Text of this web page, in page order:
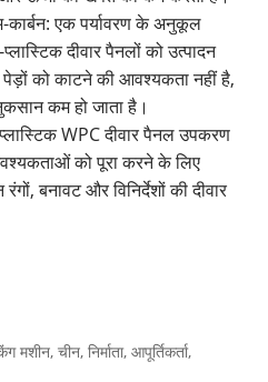
एक पर्यावरण के अनुकूल
दीवार पैनलों को उत्पादन
पेड़ों को काटने की आवश्यकता नहीं है,
कम हो जाता है।
WPC दीवार पैनल उपकरण
को पूरा करने के लिए
बनावट और विनिर्देशों की दीवार
चीन, निर्माता, आपूर्तिकर्ता,